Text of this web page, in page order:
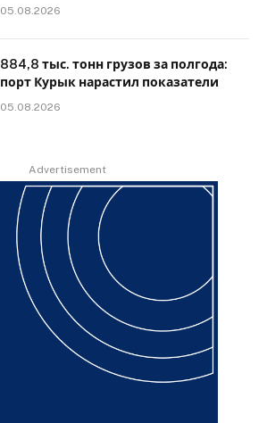
05.08.2026
884,8 тыс. тонн грузов за полгода:
порт Курык нарастил показатели
05.08.2026
Advertisement